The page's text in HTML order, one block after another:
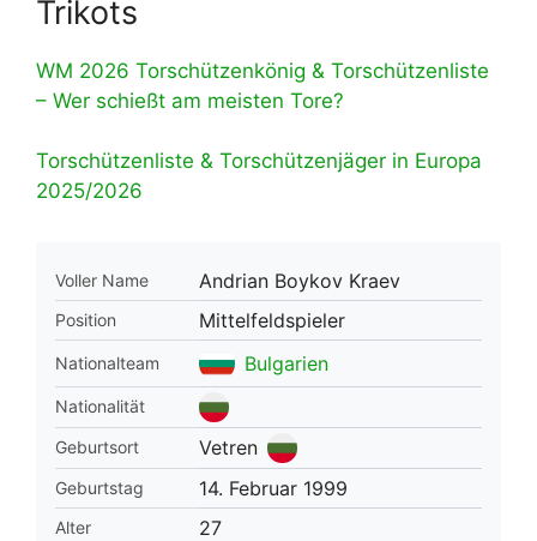
Trikots
WM 2026 Torschützenkönig & Torschützenliste
– Wer schießt am meisten Tore?
Torschützenliste & Torschützenjäger in Europa
2025/2026
Voller Name Andrian Boykov Kraev
Position Mittelfeldspieler
Nationalteam Bulgarien
Nationalität
Geburtsort
Vetren
Geburtstag 14. Februar 1999
Alter 27